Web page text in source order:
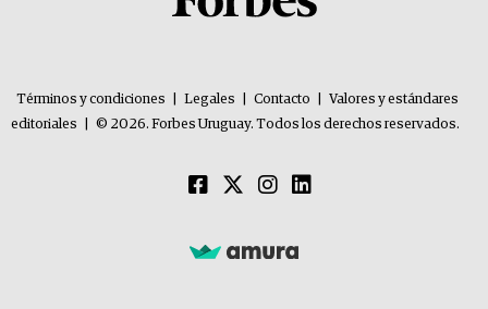
Términos y condiciones Legales Contacto
Valores y estándares
editoriales
© 2026. Forbes Uruguay. Todos los derechos reservados.